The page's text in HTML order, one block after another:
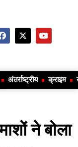
अंतर्राष्ट्रीय क्राइम
ने बोला